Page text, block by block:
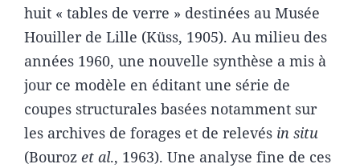
huit « tables de verre » destinées au Musée
Houiller de Lille (Küss, 1905). Au milieu des
années 1960, une nouvelle synthèse a mis à
jour ce modèle en éditant une série de
coupes structurales basées notamment sur
les archives de forages et de relevés in situ
(Bouroz et al., 1963). Une analyse fine de ces